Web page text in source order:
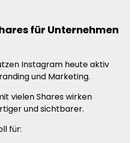
für Unternehmen
Instagram heute aktiv
und Marketing.
vielen Shares wirken
und sichtbarer.
für: